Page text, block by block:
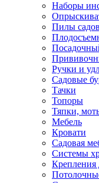
Наборы
Пилы
Ручки и
Садовые
Тачки
Топоры
Тяпки,
Мебель
Кровати
Садовая
Системы
Крепления